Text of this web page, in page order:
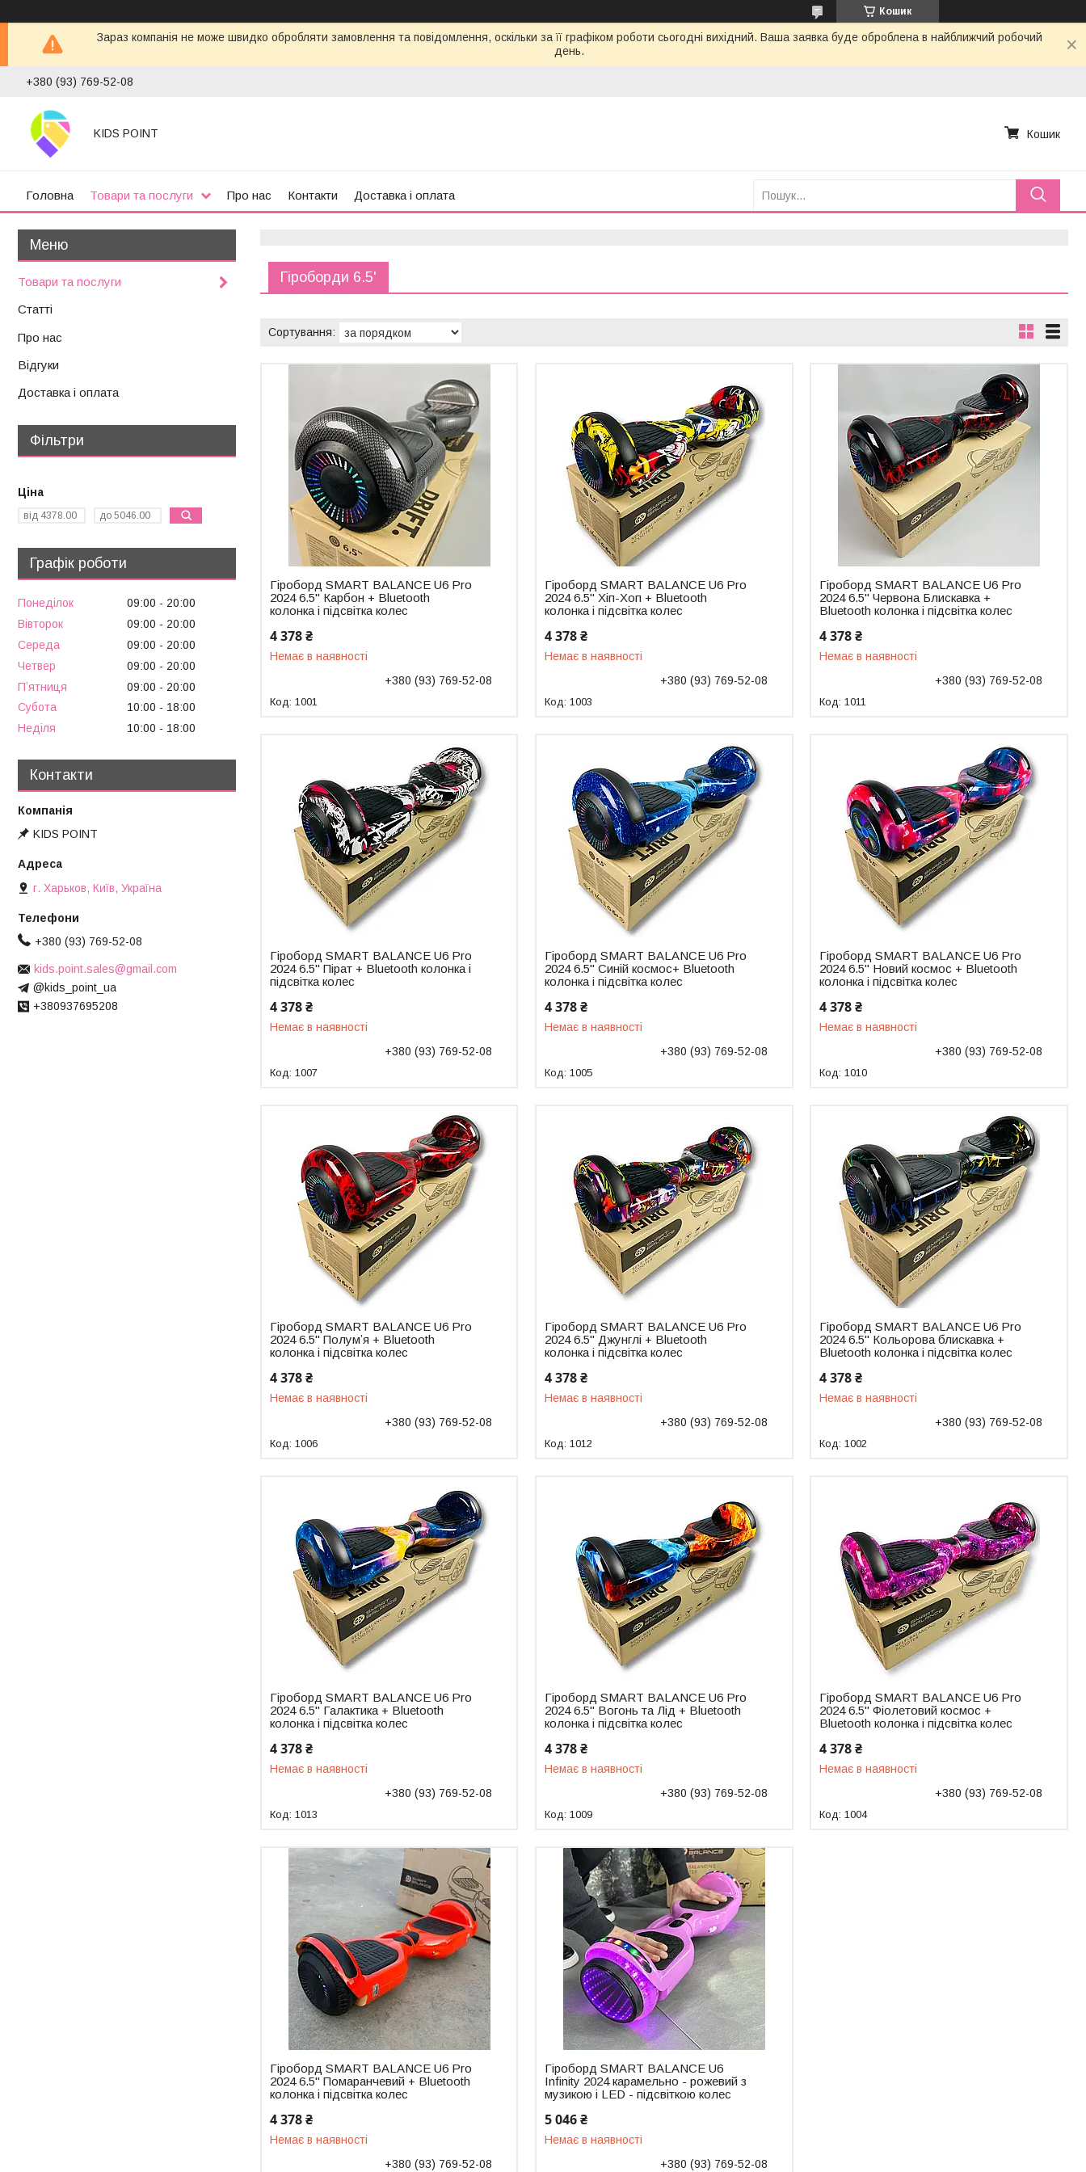
Кошик
Зараз компанія не може швидко обробляти замовлення та повідомлення, оскільки за її графіком роботи сьогодні вихідний. Ваша заявка буде оброблена в найближчий робочий
день.
+380 (93) 769-52-08
KIDS POINT Кошик
Головна Товари та послуги Про нас Контакти Доставка і оплата
Гіроборди 6.5'
Гіроборд SMART BALANCE U6 Pro
2024 6.5" Карбон + Bluetooth
колонка і підсвітка колес
4 378 ₴
Немає в наявності
+380 (93) 769-52-08
1001
Гіроборд SMART BALANCE U6 Pro
2024 6.5" Хіп-Хоп + Bluetooth
колонка і підсвітка колес
4 378 ₴
Немає в наявності
+380 (93) 769-52-08
1003
Гіроборд SMART BALANCE U6 Pro
2024 6.5" Червона Блискавка +
Bluetooth колонка і підсвітка колес
4 378 ₴
Немає в наявності
+380 (93) 769-52-08
1011
Гіроборд SMART BALANCE U6 Pro
2024 6.5" Пірат + Bluetooth колонка і
підсвітка колес
4 378 ₴
Немає в наявності
+380 (93) 769-52-08
1007
Гіроборд SMART BALANCE U6 Pro
2024 6.5" Синій космос+ Bluetooth
колонка і підсвітка колес
4 378 ₴
Немає в наявності
+380 (93) 769-52-08
1005
Гіроборд SMART BALANCE U6 Pro
2024 6.5" Новий космос + Bluetooth
колонка і підсвітка колес
4 378 ₴
Немає в наявності
+380 (93) 769-52-08
1010
Гіроборд SMART BALANCE U6 Pro
2024 6.5" Полумʼя + Bluetooth
колонка і підсвітка колес
4 378 ₴
Немає в наявності
+380 (93) 769-52-08
1006
Гіроборд SMART BALANCE U6 Pro
2024 6.5" Джунглі + Bluetooth
колонка і підсвітка колес
4 378 ₴
Немає в наявності
+380 (93) 769-52-08
1012
Гіроборд SMART BALANCE U6 Pro
2024 6.5" Кольорова блискавка +
Bluetooth колонка і підсвітка колес
4 378 ₴
Немає в наявності
+380 (93) 769-52-08
1002
Гіроборд SMART BALANCE U6 Pro
2024 6.5" Галактика + Bluetooth
колонка і підсвітка колес
4 378 ₴
Немає в наявності
+380 (93) 769-52-08
1013
Гіроборд SMART BALANCE U6 Pro
2024 6.5" Вогонь та Лід + Bluetooth
колонка і підсвітка колес
4 378 ₴
Немає в наявності
+380 (93) 769-52-08
1009
Гіроборд SMART BALANCE U6 Pro
2024 6.5" Фіолетовий космос +
Bluetooth колонка і підсвітка колес
4 378 ₴
Немає в наявності
+380 (93) 769-52-08
1004
Гіроборд SMART BALANCE U6 Pro
2024 6.5" Помаранчевий + Bluetooth
колонка і підсвітка колес
4 378 ₴
Немає в наявності
+380 (93) 769-52-08
Гіроборд SMART BALANCE U6
Infinity 2024 карамельно - рожевий з
музикою і LED - підсвіткою колес
5 046 ₴
Немає в наявності
+380 (93) 769-52-08
Товари та послуги
Статті
Про нас
Відгуки
Доставка і оплата
Фільтри
Ціна
Графік роботи
Понеділок 09:00
20:00
Вівторок
09:00
20:00
Середа
09:00
20:00
Четвер
09:00
20:00
Пʼятниця
09:00
20:00
Субота
10:00
18:00
Неділя
10:00 18:00
Контакти
KIDS POINT
г. Харьков, Київ, Україна
+380 (93) 769-52-08
kids.point.sales@gmail.com
@kids_point_ua
+380937695208